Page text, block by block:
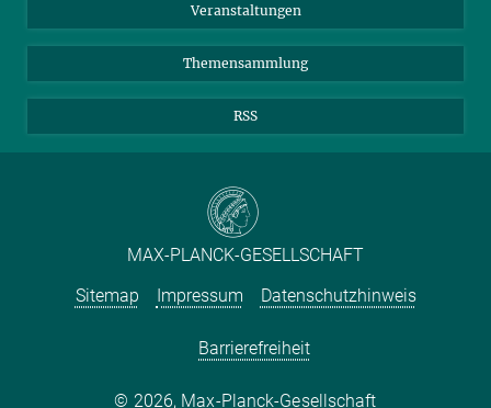
Veranstaltungen
Themensammlung
RSS
MAX-PLANCK-GESELLSCHAFT
Sitemap
Impressum Datenschutzhinweis
Barrierefreiheit
2026, Max-Planck-Gesellschaft